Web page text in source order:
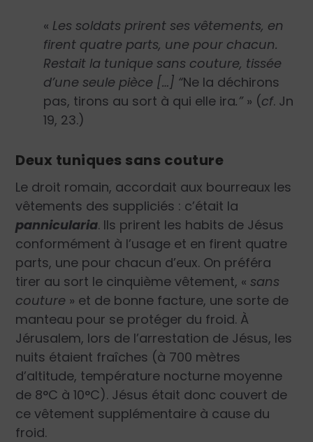
« Les soldats prirent ses vêtements, en
firent quatre parts, une pour chacun.
Restait la tunique sans couture, tissée
d’une seule pièce […] “Ne la déchirons
pas, tirons au sort à qui elle ira.”» (cf. Jn
19, 23.)
Deux tuniques sans couture
Le droit romain, accordait aux bourreaux les
vêtements des suppliciés : c’était la
pannicularia. Ils prirent les habits de Jésus
conformément à l’usage et en firent quatre
parts, une pour chacun d’eux. On préféra
tirer au sort le cinquième vêtement, «sans
couture » et de bonne facture, une sorte de
manteau pour se protéger du froid. À
Jérusalem, lors de l’arrestation de Jésus, les
nuits étaient fraîches (à 700 mètres
d’altitude, température nocturne moyenne
de 8°C à 10°C). Jésus était donc couvert de
ce vêtement supplémentaire à cause du
froid.